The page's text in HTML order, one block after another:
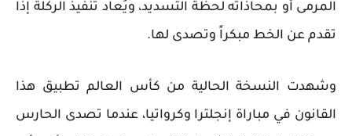
المرمى أو بمحاذاته لحظة التسديد، ويُعاد تنفيذ الركلة إذا
تقدم عن الخط مبكراً وتصدى لها.
وشهدت النسخة الحالية من كأس العالم تطبيق هذا
القانون في مباراة إنجلترا وكرواتيا، عندما تصدى الحارس